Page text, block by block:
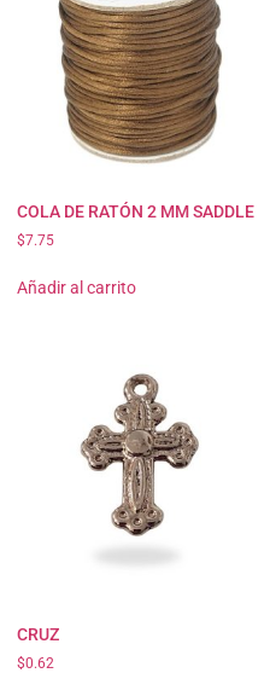
COLA DE RATÓN 2 MM SADDLE
$7.75
Añadir al carrito
CRUZ
$0.62